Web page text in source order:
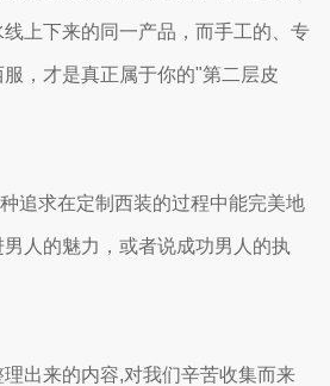
上下来的同一产品，而手工的、专
，才是真正属于你的"第二层皮
追求在定制西装的过程中能完美地
人的魅力，或者说成功男人的执
出来的内容,对我们辛苦收集而来